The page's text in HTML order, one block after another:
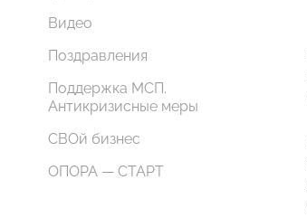
Видео
Поздравления
Поддержка МСП.
Антикризисные меры
СВОй бизнес
ОПОРА — СТАРТ